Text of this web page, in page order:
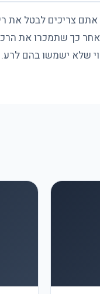
צריכים לבטל את
כך שתמכרו את
שלא ישמשו בהם לרע.